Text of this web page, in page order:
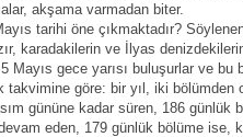
akşama varmadan biter.
tarihi öne çıkmaktadır?
karadakilerin ve İlyas
Mayıs gece yarısı buluşurlar ve
takvimine göre: bir yıl, iki bölümden
gününe kadar süren, 186 günlük
eden, 179 günlük bölüme ise,